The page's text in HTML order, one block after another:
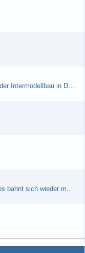
Brushless Buggy Cup am 10.04.2013 auf der Intermodellbau in Dortmund
Erstes TTSC Rennen im neuen Jahr und es bahnt sich wieder mal eine Rekordteilnehmerzahl an